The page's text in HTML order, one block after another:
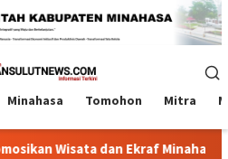
Minahasa Tomohon Mitra
dan Ekraf Minahasa